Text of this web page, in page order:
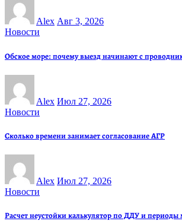
Alex Авг 3, 2026
Новости
Обское море: почему выезд начинают с
Alex Июл 27, 2026
Новости
Сколько времени занимает согласование АГР
Alex Июл 27, 2026
Новости
Расчет неустойки калькулятор по ДДУ и периоды